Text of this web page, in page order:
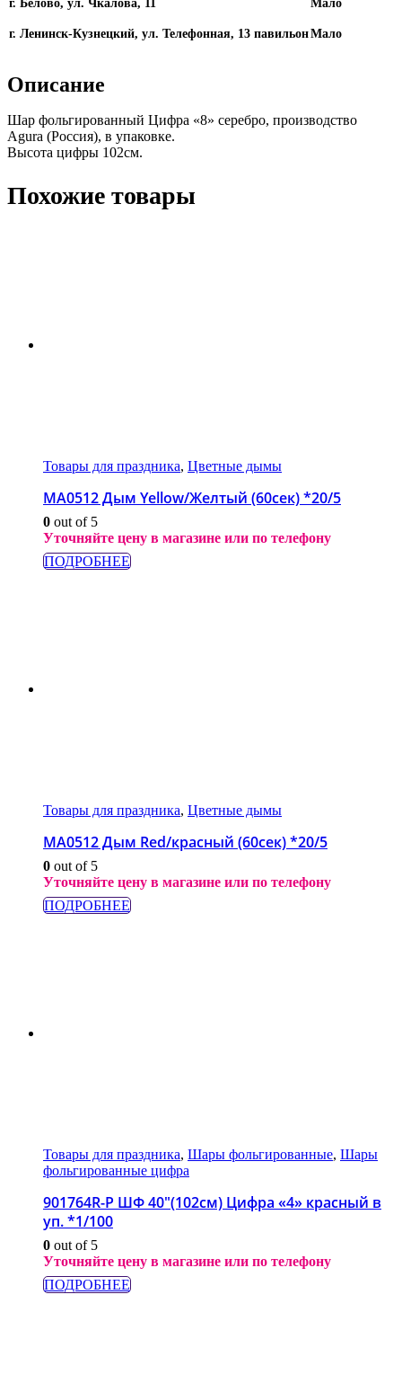
г. Белово, ул. Чкалова, 11 Мало
г. Ленинск-Кузнецкий, ул. Телефонная, 13 павильонМало
Описание
Шар фольгированный Цифра «8» серебро, производство
Agura (Россия), в упаковке.
Высота цифры 102см.
Похожие товары
Товары для праздника, Цветные дымы
МА0512 Дым Yellow/Желтый (60сек) *20/5
0 out of 5
Уточняйте цену в магазине или по телефону
ПОДРОБНЕЕ
Товары для праздника, Цветные дымы
МА0512 Дым Red/красный (60сек) *20/5
0 out of 5
Уточняйте цену в магазине или по телефону
ПОДРОБНЕЕ
Товары для праздника, Шары фольгированные, Шары
фольгированные цифра
901764R-P ШФ 40″(102см) Цифра «4» красный в
уп. *1/100
0 out of 5
Уточняйте цену в магазине или по телефону
ПОДРОБНЕЕ